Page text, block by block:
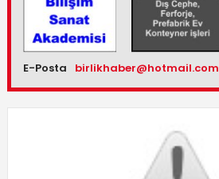
E-Posta birlikhaber@hotmail.com